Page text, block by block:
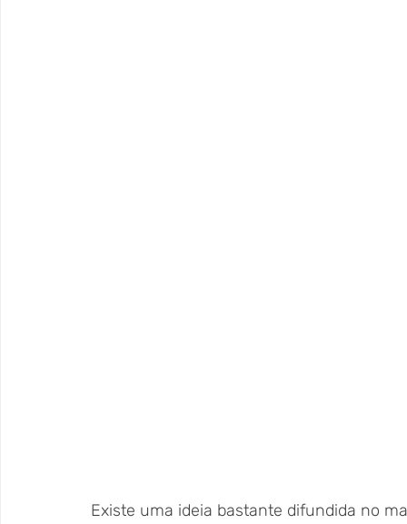
Existe uma ideia bastante difundida no